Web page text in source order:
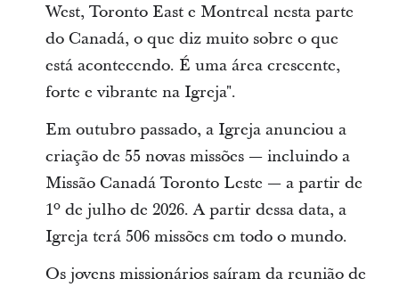
West, Toronto East e Montreal nesta parte
do Canadá, o que diz muito sobre o que
está acontecendo. É uma área crescente,
forte e vibrante na Igreja".
Em outubro passado, a Igreja anunciou a
criação de 55 novas missões — incluindo a
Missão Canadá Toronto Leste — a partir de
1º de julho de 2026. A partir dessa data, a
Igreja terá 506 missões em todo o mundo.
Os jovens missionários saíram da reunião de